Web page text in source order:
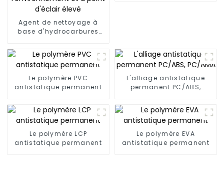
Agent de nettoyage à
base d'hydrocarbures
l'environnement et à
point d'éclair élevé
Le polymère PVC
antistatique permanent
L'alliage antistatique
permanent PC/ABS,
Le polymère LCP
antistatique permanent
Le polymère EVA
antistatique permanent